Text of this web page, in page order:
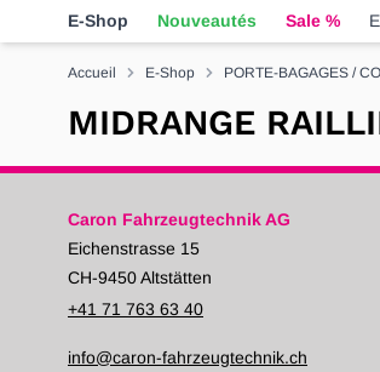
E-Shop Nouveautés Sale %
Accueil E-Shop PORTE-BAGAGES /
MIDRANGE
Caron Fahrzeugtechnik AG
Eichenstrasse 15
CH-9450 Altstätten
+41 71 763 63 40
info@caron-fahrzeugtechnik.ch